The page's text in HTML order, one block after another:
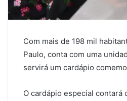
Com mais de 198 mil
Paulo, conta com uma
servirá um cardápio
O cardápio especial contará